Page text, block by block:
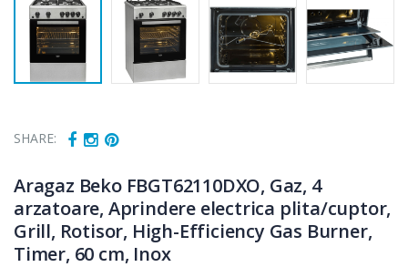
SHARE:
Aragaz Beko FBGT62110DXO, Gaz, 4
arzatoare, Aprindere electrica plita/cuptor,
Grill, Rotisor, High-Efficiency Gas Burner,
Timer, 60 cm, Inox
-15%
Cuptor cu
microunde
Heinner ...
-25%
Fierbator
electric cu filtru